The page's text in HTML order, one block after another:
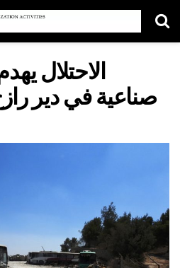
الاحتلال
صناعية في دير